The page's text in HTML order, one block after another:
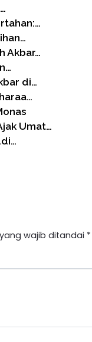
Akbar…
di…
Umat…
wajib ditandai *